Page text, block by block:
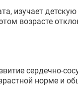
изучает
возрасте
сердечно-
норме и